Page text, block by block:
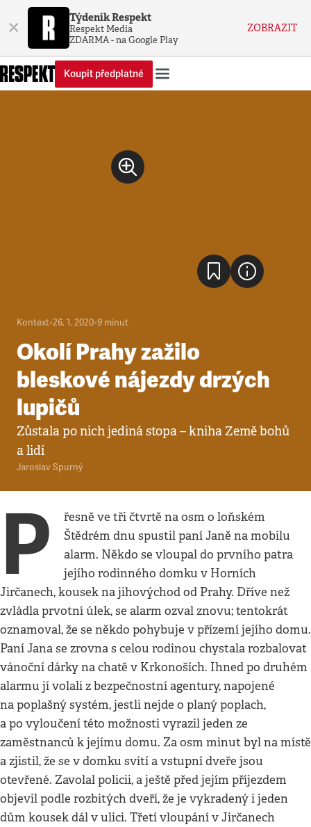
× Týdeník Respekt
Respekt Media
ZDARMA - na Google Play
ZOBRAZIT
Koupit předplatné
Kontext•26. 1. 2020•9 minut
Okolí Prahy zažilo
bleskové nájezdy drzých
lupičů
Zůstala po nich jediná stopa – kniha Země bohů
a lidí
Jaroslav Spurný
P
řesně ve tři čtvrtě na osm o loňském
Štědrém dnu spustil paní Janě na mobilu
alarm. Někdo se vloupal do prvního patra
jejího rodinného domku v Horních
Jirčanech, kousek na jihovýchod od Prahy. Dříve než
zvládla prvotní úlek, se alarm ozval znovu; tentokrát
oznamoval, že se někdo pohybuje v přízemí jejího domu.
Paní Jana se zrovna s celou rodinou chystala rozbalovat
vánoční dárky na chatě v Krkonoších. Ihned po druhém
alarmu jí volali z bezpečnostní agentury, napojené
na poplašný systém, jestli nejde o planý poplach,
a po vyloučení této možnosti vyrazil jeden ze
zaměstnanců k jejímu domu. Za osm minut byl na místě
a zjistil, že se v domku svítí a vstupní dveře jsou
otevřené. Zavolal policii, a ještě před jejím příjezdem
objevil podle rozbitých dveří, že je vykradený i jeden
dům kousek dál v ulici. Třetí vloupání v Jirčanech